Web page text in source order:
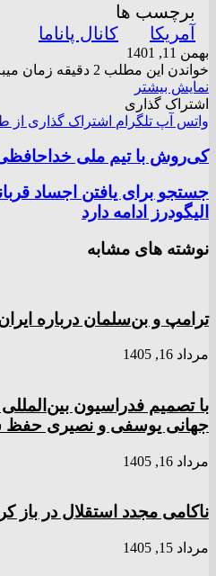
برچسب ها
آمریکا
کانال پاناما
بهمن 11, 1401
خواندن این مطلب 2 دقیقه زمان میبرد
نمایش بیشتر
اشتراک گذاری
واتس آپ تلگرام اشتراک گذاری از
کی‌روش با تیم ملی
جستجو برای یافتن اجساد
الیگودرز ادامه دارد
نوشته های مشابه
ترامپ و بن‌سلمان درباره
مرداد 16, 1405
با تصمیم فدراسیون
جهانی یوسفی و نصیری حفظ
مرداد 16, 1405
ناکامی مجدد استقلال در باز
مرداد 15, 1405